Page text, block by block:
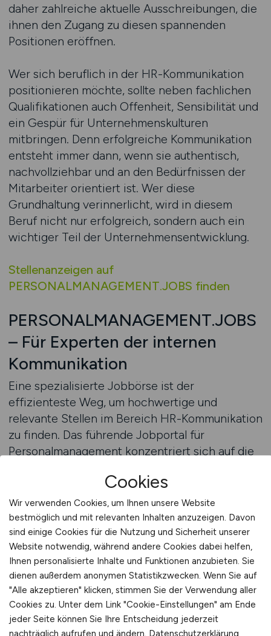
daher zahlreiche aktuelle Ausschreibungen, die
ihnen den Zugang zu diesen spannenden
Positionen eröffnen.
Wer sich beruflich in der HR-Kommunikation
positionieren möchte, sollte neben fachlichen
Qualifikationen auch Offenheit, Sensibilität und
ein Gespür für Unternehmenskulturen
mitbringen. Denn erfolgreiche Kommunikation
entsteht immer dann, wenn sie authentisch,
nachvollziehbar und an den Bedürfnissen der
Mitarbeiter orientiert ist. Wer diese
Grundhaltung verinnerlicht, wird in diesem
Beruf nicht nur erfolgreich, sondern auch ein
wichtiger Teil der Unternehmensentwicklung.
Stellenanzeigen auf
PERSONALMANAGEMENT.JOBS finden
PERSONALMANAGEMENT.JOBS
– Für Experten der internen
Kommunikation
Eine spezialisierte Jobbörse ist der
effizienteste Weg, um hochwertige und
relevante Stellen im Bereich HR-Kommunikation
zu finden. Das führende Jobportal für
Personalmanagement konzentriert sich auf die
Fachkräften, die sich auf interne Kommunikation
und Personalprozesse spezialisiert haben.
Bewerber finden hier eine große Auswahl an
aktuellen Ausschreibungen aus
unterschiedlichen Branchen und Regionen. Ob
als Kommunikationsmanager in der
Personalabteilung, als Projektleiter für interne
Kampagnen oder als Experte für
Mitarbeiterbindung – die Plattform bietet
Zugang zu Positionen, die präzise auf das
Cookies
Wir verwenden Cookies, um Ihnen unsere Website
bestmöglich und mit relevanten Inhalten anzuzeigen. Davon
sind einige Cookies für die Nutzung und Sicherheit unserer
Website notwendig, während andere Cookies dabei helfen,
Ihnen personalisierte Inhalte und Funktionen anzubieten. Sie
dienen außerdem anonymen Statistikzwecken. Wenn Sie auf
"Alle akzeptieren" klicken, stimmen Sie der Verwendung aller
Cookies zu. Unter dem Link "Cookie-Einstellungen" am Ende
jeder Seite können Sie Ihre Entscheidung jederzeit
nachträglich aufrufen und ändern. Datenschutzerklärung